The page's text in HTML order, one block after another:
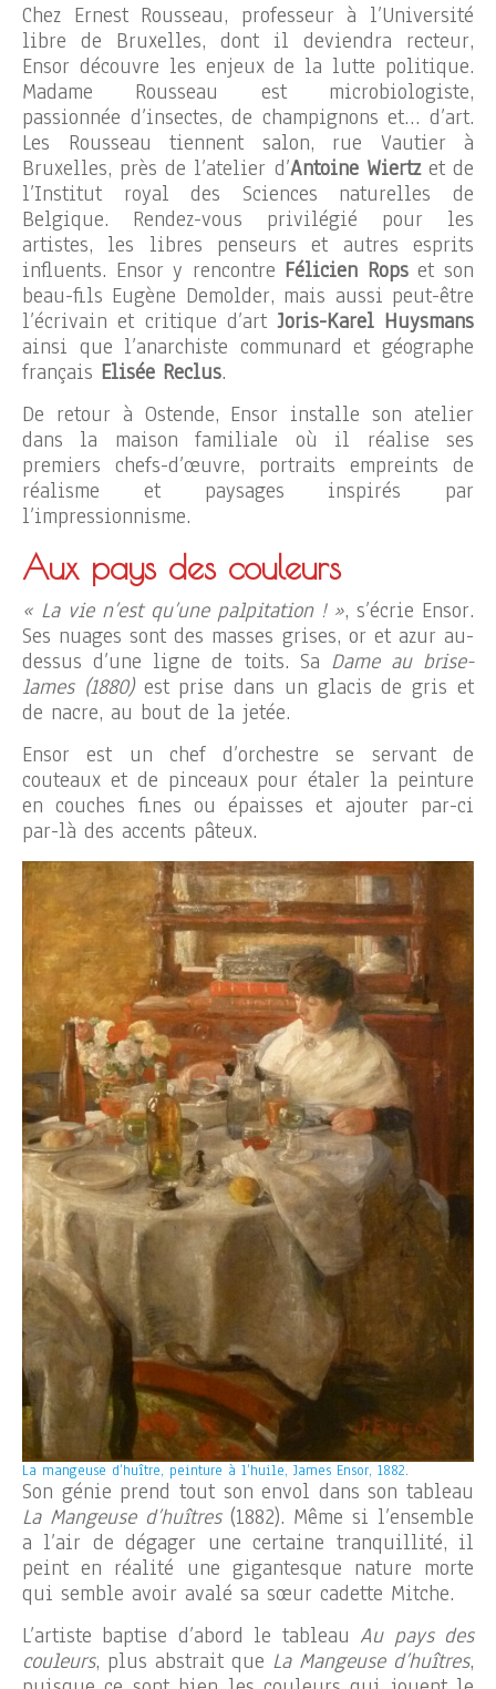
Chez Ernest Rousseau, professeur à l’Université
libre de Bruxelles, dont il deviendra recteur,
Ensor découvre les enjeux de la lutte politique.
Madame Rousseau est microbiologiste,
passionnée d’insectes, de champignons et… d’art.
Les Rousseau tiennent salon, rue Vautier à
Bruxelles, près de l’atelier d’Antoine Wiertzet de
l’Institut royal des Sciences naturelles de
Belgique. Rendez-vous privilégié pour les
artistes, les libres penseurs et autres esprits
influents. Ensor y rencontre Félicien Ropset son
beau-fils Eugène Demolder, mais aussi peut-être
l’écrivain et critique d’artJoris-Karel Huysmans
ainsi que l’anarchiste communard et géographe
français Elisée Reclus.
De retour à Ostende, Ensor installe son atelier
dans la maison familiale où il réalise ses
premiers chefs-d’œuvre, portraits empreints de
réalisme et paysages inspirés par
l’impressionnisme.
Aux pays des couleurs
« La vie n’est qu’une palpitation ! », s’écrie Ensor.
Ses nuages sont des masses grises, or et azur au-
dessus d’une ligne de toits. Sa Dame au brise-
lames (1880)est prise dans un glacis de gris et
de nacre, au bout de la jetée.
Ensor est un chef d’orchestre se servant de
couteaux et de pinceaux pour étaler la peinture
en couches fines ou épaisses et ajouter par-ci
par-là des accents pâteux.
La mangeuse d’huître, peinture à l’huile, James Ensor, 1882.
Son génie prend tout son envol dans son tableau
La Mangeuse d’huîtres(1882). Même si l’ensemble
a l’air de dégager une certaine tranquillité, il
peint en réalité une gigantesque nature morte
qui semble avoir avalé sa sœur cadette Mitche.
L’artiste baptise d’abord le tableau Au pays des
couleurs, plus abstrait que La Mangeuse d’huîtres,